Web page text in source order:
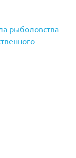
рыболовства